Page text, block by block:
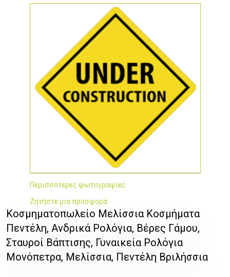
Περισσότερες φωτογραφίες
Ζητήστε μια προσφορά
Κοσμηματοπωλείο Μελίσσια Κοσμήματα
Πεντέλη, Ανδρικά Ρολόγια, Βέρες Γάμου,
Σταυροί Βάπτισης, Γυναικεία Ρολόγια
Μονόπετρα, Μελίσσια, Πεντέλη Βριλήσσια